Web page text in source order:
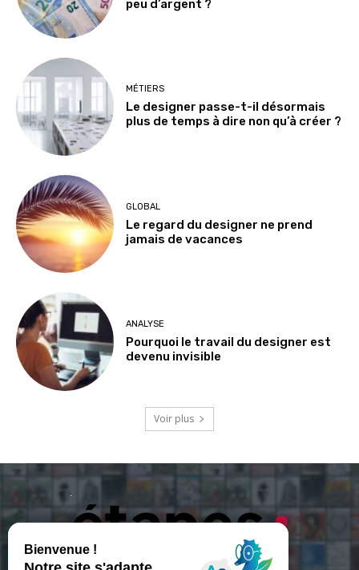
peu d’argent ?
MÉTIERS
Le designer passe-t-il désormais
plus de temps à dire non qu’à créer ?
GLOBAL
Le regard du designer ne prend
jamais de vacances
ANALYSE
Pourquoi le travail du designer est
devenu invisible
Voir plus